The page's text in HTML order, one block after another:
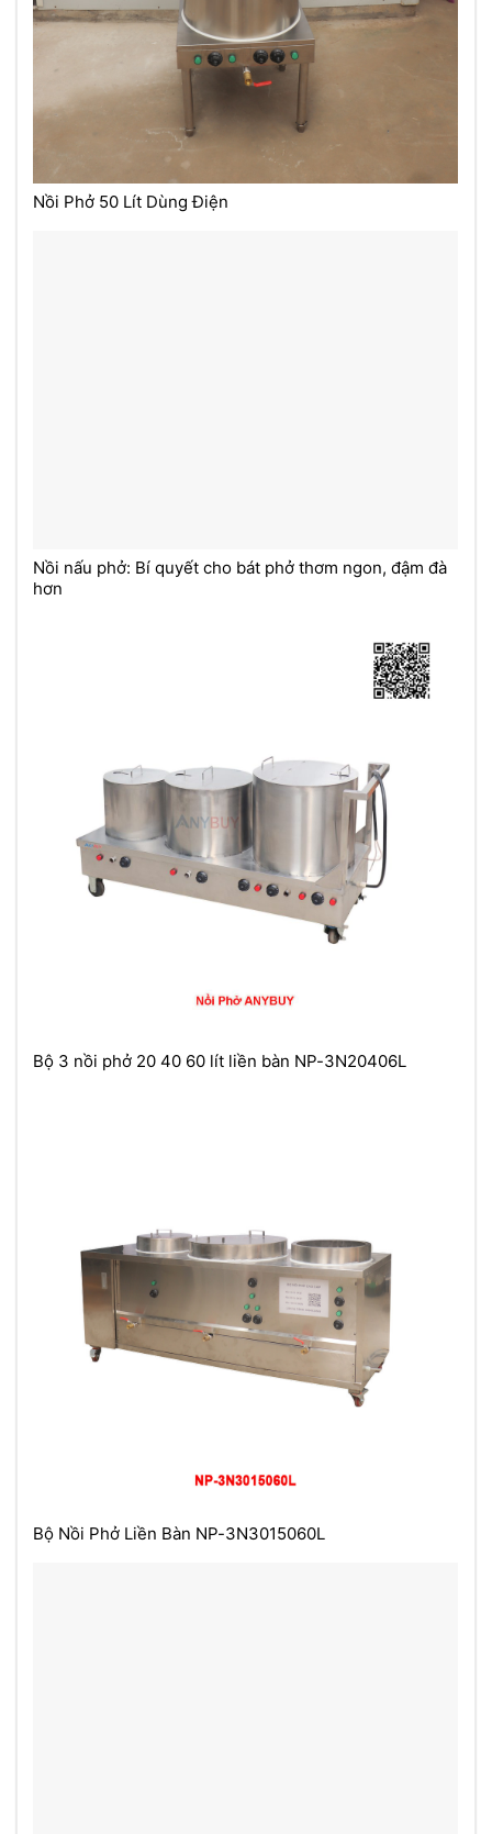
Nồi Phở 50 Lít Dùng Điện
Nồi nấu phở: Bí quyết cho bát phở thơm ngon, đậm đà
hơn
Bộ 3 nồi phở 20 40 60 lít liền bàn NP-3N20406L
Bộ Nồi Phở Liền Bàn NP-3N3015060L